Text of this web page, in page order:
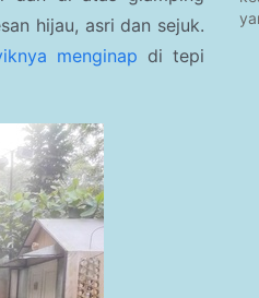
hijau, asri dan sejuk.
menginap di tepi